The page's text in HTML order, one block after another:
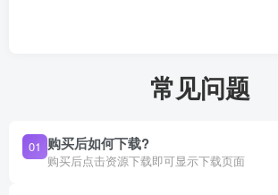
常见问题
01 购买后如何下载?
购买后点击资源下载即可显示下载页面